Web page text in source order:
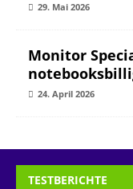
29. Mai 2026
Monitor
24. April 2026
TESTBERICHTE